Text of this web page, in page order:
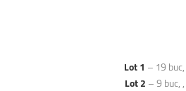
Lot 1 – 19
Lot 2 – 9 buc,